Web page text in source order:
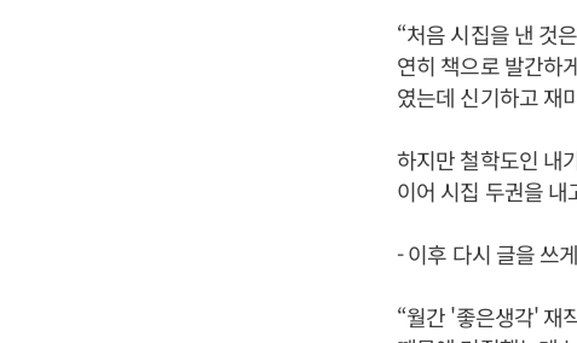
“처음 시집을 낸 것
연히 책으로 발간하
였는데 신기하고 재
하지만 철학도인 내
이어 시집 두권을
- 이후 다시 글을 쓰
“월간 '좋은생각' 재